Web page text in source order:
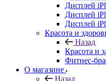
Дисплей
Дисплей
Дисплей
Красота и
Назад
Красота и
Фитнес-
О магазине
Назад